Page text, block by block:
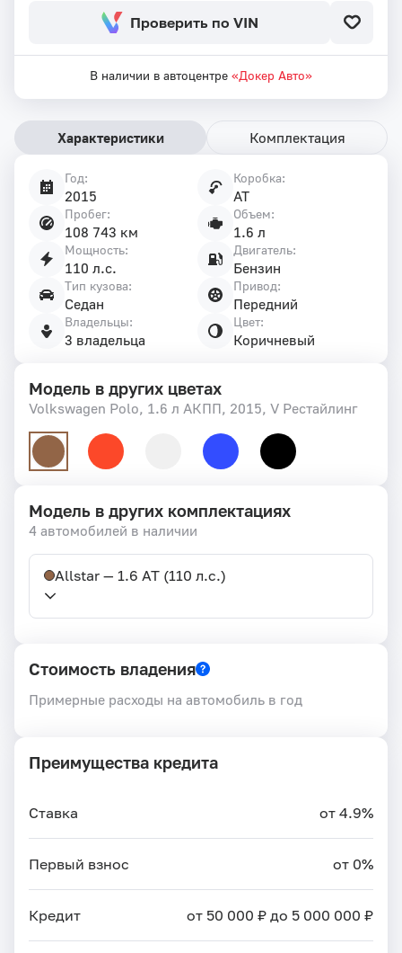
Проверить по VIN
В наличии в автоцентре «Докер Авто»
Характеристики Комплектация
Год:
2015
Коробка:
AT
Пробег:
108 743 км
Объем:
1.6 л
Мощность:
110 л.с.
Двигатель:
Бензин
Тип кузова:
Седан
Привод:
Передний
Владельцы:
3 владельца
Цвет:
Коричневый
Модель в других цветах
Volkswagen Polo, 1.6 л АКПП, 2015, V Рестайлинг
Модель в других комплектациях
4 автомобилей в наличии
Allstar — 1.6 AT (110 л.с.)
Стоимость владения
Примерные расходы на автомобиль в год
Преимущества кредита
Ставка от 4.9%
Первый взнос от 0%
Кредит от 50 000 ₽ до 5 000 000 ₽